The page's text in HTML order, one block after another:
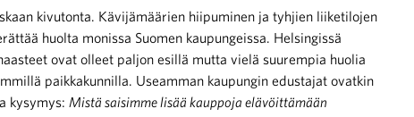
kivutonta. Kävijämäärien hiipuminen ja tyhjien liiketilojen
huolta monissa Suomen kaupungeissa. Helsingissä
ovat olleet paljon esillä mutta vielä suurempia huolia
paikkakunnilla. Useamman kaupungin edustajat ovatkin
kysymys: Mistä saisimme lisää kauppoja elävöittämään